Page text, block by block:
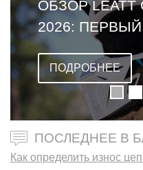
ОБЗОР LEATT
2026:
ВСТРОЕННОЙ
ПОДРОБНЕЕ
ПОСЛЕДНЕЕ В
Как определить износ